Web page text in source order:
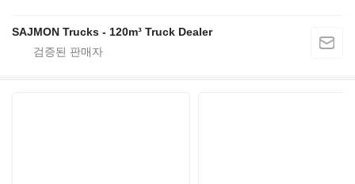
SAJMON Trucks - 120m³ Truck Dealer